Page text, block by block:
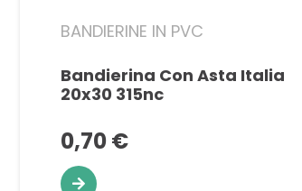
BANDIERINE IN PVC
Bandierina Con Asta Italia
20x30 315nc
0,70 €